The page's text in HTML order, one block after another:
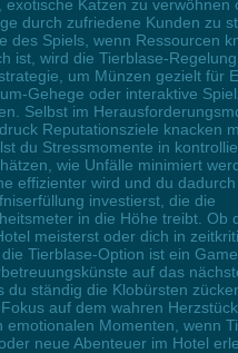
exotische Katzen zu verwöhnen
durch zufriedene Kunden zu
des Spiels, wenn Ressourcen
ist, wird die Tierblase-
um Münzen gezielt für
Gehege oder interaktive
Selbst im
Reputationsziele knacken
du Stressmomente in
wie Unfälle minimiert
effizienter wird und du
investierst, die die
in die Höhe treibt. Ob
meisterst oder dich in
Tierblase-Option ist ein
auf das
du ständig die Klobürsten
auf dem wahren
emotionalen Momenten, wenn
neue Abenteuer im Hotel